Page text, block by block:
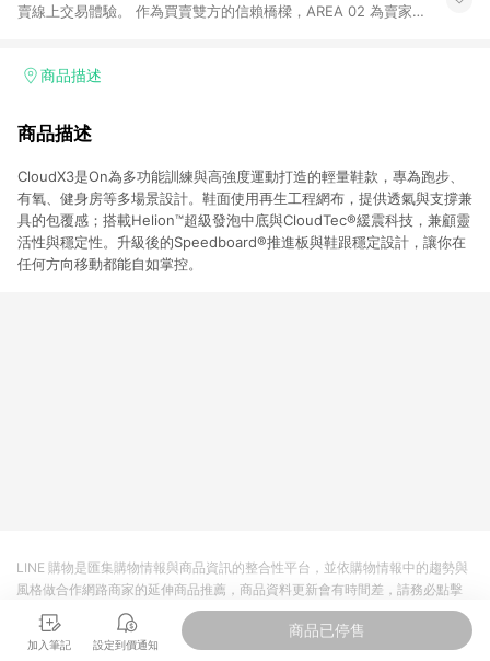
賣線上交易體驗。 作為買賣雙方的信賴橋樑，AREA 02 為賣家提
鞋、街頭服飾與收藏品交易平台。 客服專線：+886-2-2706-
商品描述
商品描述
CloudX3是On為多功能訓練與高強度運動打造的輕量鞋款，專為跑步、
有氧、健身房等多場景設計。鞋面使用再生工程網布，提供透氣與支撐兼
具的包覆感；搭載Helion™超級發泡中底與CloudTec®緩震科技，兼顧靈
活性與穩定性。升級後的Speedboard®推進板與鞋跟穩定設計，讓你在
任何方向移動都能自如掌控。
加入筆記 設定到價通知
商品已停售
LINE 購物是匯集購物情報與商品資訊的整合性平台，並依購物情報中的趨勢與
風格做合作網路商家的延伸商品推薦，商品資料更新會有時間差，請務必點擊
商品至各合作網路商家，確認現售價與購物條件，一切資訊以合作廠商網頁為
準。